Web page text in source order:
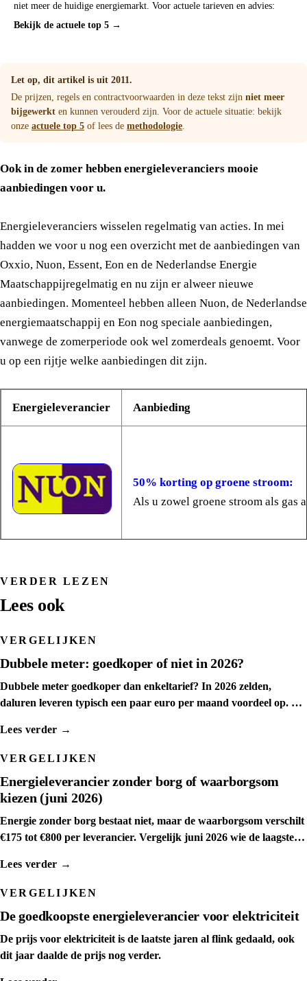
niet meer de huidige energiemarkt. Voor actuele tarieven en advies:
Bekijk de actuele top 5 →
Let op, dit artikel is uit 2011.
De prijzen, regels en contractvoorwaarden in deze tekst zijn niet meer
bijgewerkt en kunnen verouderd zijn. Voor de actuele situatie: bekijk
onze actuele top 5 of lees de methodologie.
Ook in de zomer hebben energieleveranciers mooie
aanbiedingen voor u.
Energieleveranciers wisselen regelmatig van acties. In mei
hadden we voor u nog een overzicht met de aanbiedingen van
Oxxio, Nuon, Essent, Eon en de Nederlandse Energie
Maatschappijregelmatig en nu zijn er alweer nieuwe
aanbiedingen. Momenteel hebben alleen Nuon, de Nederlandse
energiemaatschappij en Eon nog speciale aanbiedingen,
vanwege de zomerperiode ook wel zomerdeals genoemt. Voor
u op een rijtje welke aanbiedingen dit zijn.
Energieleverancier Aanbieding
50% korting op groene stroom:
Als u zowel groene stroom als gas
VERDER LEZEN
Lees ook
VERGELIJKEN
Dubbele meter: goedkoper of niet in 2026?
Dubbele meter goedkoper dan enkeltarief? In 2026 zelden,
daluren leveren typisch een paar euro per maand voordeel op. We
Lees verder →
VERGELIJKEN
Energieleverancier zonder borg of waarborgsom
kiezen (juni 2026)
Energie zonder borg bestaat niet, maar de waarborgsom verschilt
€175 tot €800 per leverancier. Vergelijk juni 2026 wie de laagste
Lees verder →
VERGELIJKEN
De goedkoopste energieleverancier voor elektriciteit
De prijs voor elektriciteit is de laatste jaren al flink gedaald, ook
dit jaar daalde de prijs nog verder.